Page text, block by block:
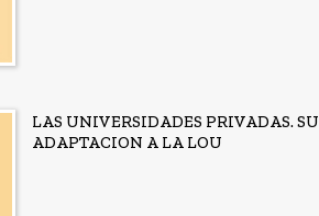
LAS UNIVERSIDADES PRIVADAS. SU
ADAPTACION A LA LOU